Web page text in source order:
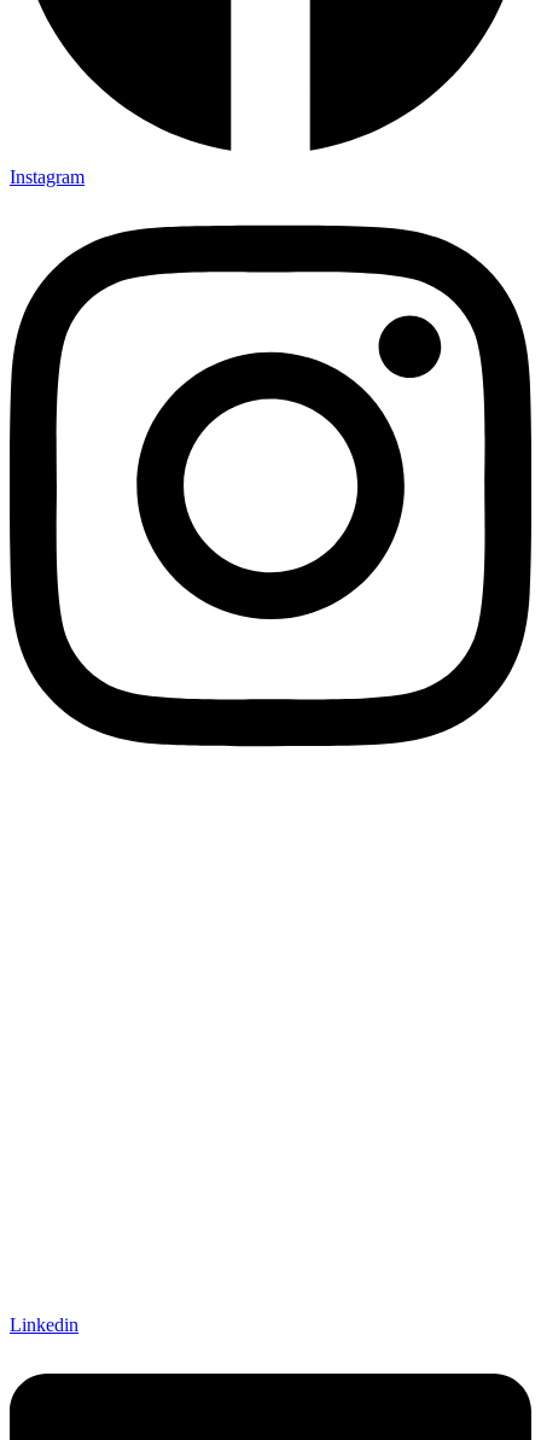
Instagram
Linkedin